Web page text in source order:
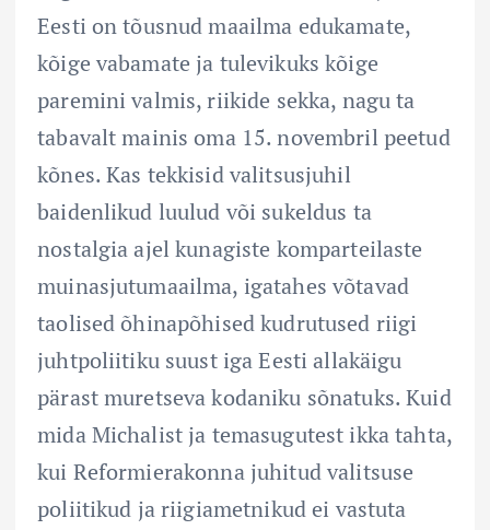
Eesti on tõusnud maailma edukamate,
kõige vabamate ja tulevikuks kõige
paremini valmis, riikide sekka, nagu ta
tabavalt mainis oma 15. novembril peetud
kõnes. Kas tekkisid valitsusjuhil
baidenlikud luulud või sukeldus ta
nostalgia ajel kunagiste komparteilaste
muinasjutumaailma, igatahes võtavad
taolised õhinapõhised kudrutused riigi
juhtpoliitiku suust iga Eesti allakäigu
pärast muretseva kodaniku sõnatuks. Kuid
mida Michalist ja temasugutest ikka tahta,
kui Reformierakonna juhitud valitsuse
poliitikud ja riigiametnikud ei vastuta